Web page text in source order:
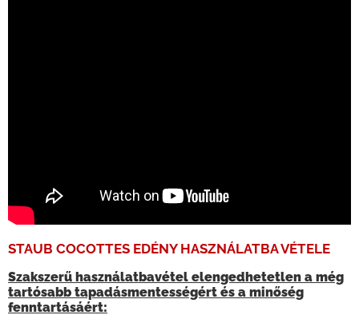
STAUB COCOTTES EDÉNY HASZNÁLATBA VÉTELE
Szakszerű használatbavétel elengedhetetlen a még
tartósabb tapadásmentességért és a minőség
fenntartásáért: